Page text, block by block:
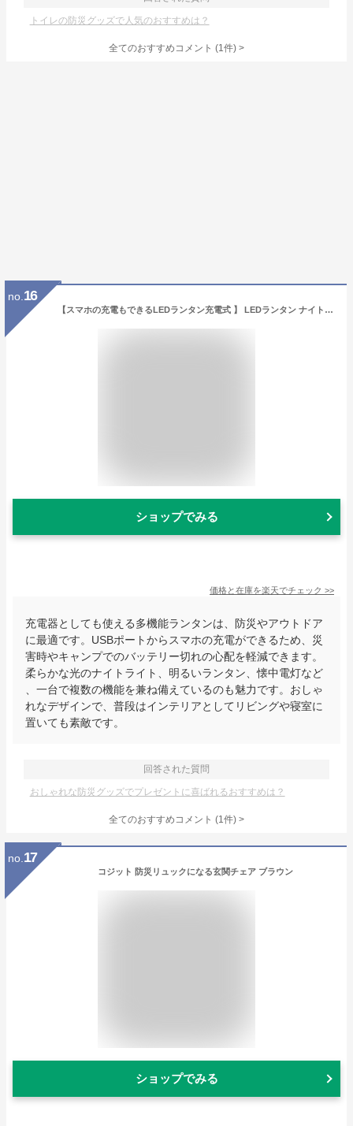
トイレの防災グッズで人気のおすすめは？
全てのおすすめコメント (1件) >
no. 16
【スマホの充電もできるLEDランタン充電式 】 LEDランタン ナイトライト 防災ライト テーブルライト デスクランプ テーブルランプ デスクライト 照明器具 LED リビング 明るい おしゃれ LED照明 アンティーク ランタン 防災グッズ 釣り 充電器 アウトドア 懐中電灯 キャンプ
ショップでみる
価格と在庫を楽天でチェック >>
充電器としても使える多機能ランタンは、防災やアウトドア
に最適です。USBポートからスマホの充電ができるため、災
害時やキャンプでのバッテリー切れの心配を軽減できます。
柔らかな光のナイトライト、明るいランタン、懐中電灯など
、一台で複数の機能を兼ね備えているのも魅力です。おしゃ
れなデザインで、普段はインテリアとしてリビングや寝室に
置いても素敵です。
回答された質問
おしゃれな防災グッズでプレゼントに喜ばれるおすすめは？
全てのおすすめコメント (1件) >
no. 17
コジット 防災リュックになる玄関チェア ブラウン
ショップでみる